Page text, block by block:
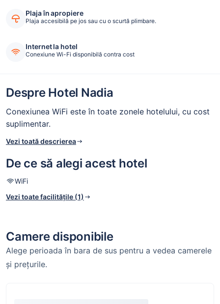
Plaja în apropiere
Plaja accesibilă pe jos sau cu o scurtă plimbare.
Internet la hotel
Conexiune Wi-Fi disponibilă contra cost
Despre Hotel Nadia
Conexiunea WiFi este în toate zonele hotelului, cu cost
suplimentar.
Vezi toată descrierea
De ce să alegi acest hotel
WiFi
Vezi toate facilitățile (1)
Camere disponibile
Alege perioada în bara de sus pentru a vedea camerele
și prețurile.